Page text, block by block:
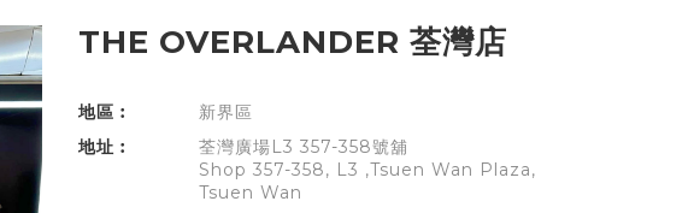
THE OVERLANDER 荃灣店
地區︰
新界區
地址︰
荃灣廣場L3 357-358號舖
Shop 357-358, L3 ,Tsuen Wan Plaza,
Tsuen Wan